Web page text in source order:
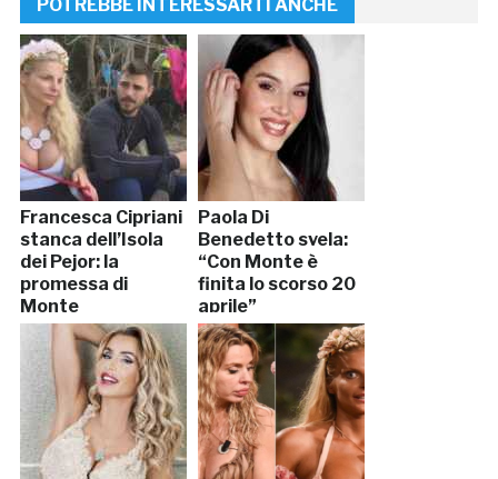
POTREBBE INTERESSARTI ANCHE
Francesca Cipriani
stanca dell’Isola
dei Pejor: la
promessa di
Monte
Paola Di
Benedetto svela:
“Con Monte è
finita lo scorso 20
aprile”